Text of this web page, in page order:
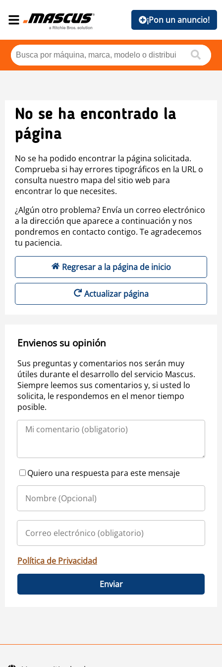
¡Pon un anuncio!
No se ha encontrado la
página
No se ha podido encontrar la página solicitada.
Comprueba si hay errores tipográficos en la URL o
consulta nuestro mapa del sitio web para
encontrar lo que necesites.
¿Algún otro problema? Envía un correo electrónico
a la dirección que aparece a continuación y nos
pondremos en contacto contigo. Te agradecemos
tu paciencia.
Regresar a la página de inicio
Actualizar página
Envienos su opinión
Sus preguntas y comentarios nos serán muy
útiles durante el desarrollo del servicio Mascus.
Siempre leemos sus comentarios y, si usted lo
solicita, le respondemos en el menor tiempo
posible.
Quiero una respuesta para este mensaje
Política de Privacidad
Enviar